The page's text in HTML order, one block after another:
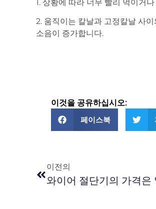
1. 상황에 따라 너무 빨리 먹이거
2. 움직이는 칼날과 고정칼날 사
소음이 증가합니다.
이것을 공유하십시오:
페이스북
이전의